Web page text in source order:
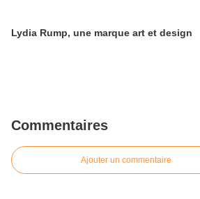
Lydia Rump, une marque art et design
Commentaires
Ajouter un commentaire